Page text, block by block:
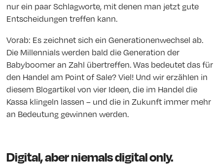
nur ein paar Schlagworte, mit denen man jetzt gute
Entscheidungen treffen kann.
Vorab: Es zeichnet sich ein Generationenwechsel ab.
Die Millennials werden bald die Generation der
Babyboomer an Zahl übertreffen. Was bedeutet das für
den Handel am Point of Sale? Viel! Und wir erzählen in
diesem Blogartikel von vier Ideen, die im Handel die
Kassa klingeln lassen – und die in Zukunft immer mehr
an Bedeutung gewinnen werden.
Digital, aber niemals digital only.